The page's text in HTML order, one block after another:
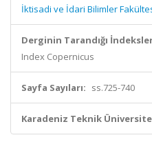
İktisadi ve İdari Bilimler
Derginin Tarandığı
Index Copernicus
Sayfa Sayıları: ss.725-740
Karadeniz Teknik